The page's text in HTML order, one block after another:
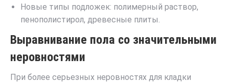
Новые типы подложек: полимерный раствор,
пенополистирол, древесные плиты.
Выравнивание пола со значительными
неровностями
При более серьезных неровностях для кладки